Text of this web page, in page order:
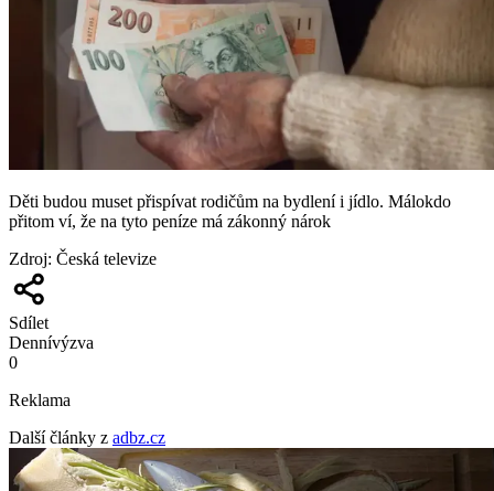
Děti budou muset přispívat rodičům na bydlení i jídlo. Málokdo
přitom ví, že na tyto peníze má zákonný nárok
Zdroj: Česká televize
Sdílet
Dennívýzva
0
Reklama
Další články z adbz.cz